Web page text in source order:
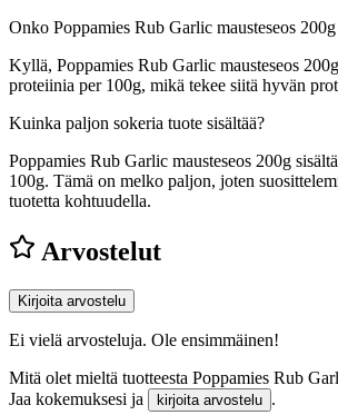
Onko Poppamies Rub Garlic mausteseos
Kyllä, Poppamies Rub Garlic mausteseos
proteiinia per 100g, mikä tekee siitä hyvän
Kuinka paljon sokeria tuote sisältää?
Poppamies Rub Garlic mausteseos 200g
100g. Tämä on melko paljon, joten
tuotetta kohtuudella.
Arvostelut
Kirjoita arvostelu
Ei vielä arvosteluja. Ole ensimmäinen!
Mitä olet mieltä tuotteesta Poppamies Rub
Jaa kokemuksesi ja
kirjoita arvostelu .